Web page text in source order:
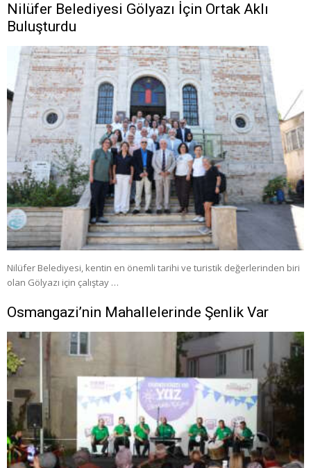
Nilüfer Belediyesi Gölyazı İçin Ortak Aklı
Buluşturdu
Nilüfer Belediyesi, kentin en önemli tarihi ve turistik değerlerinden biri
olan Gölyazı için çalıştay …
Osmangazi’nin Mahallelerinde Şenlik Var